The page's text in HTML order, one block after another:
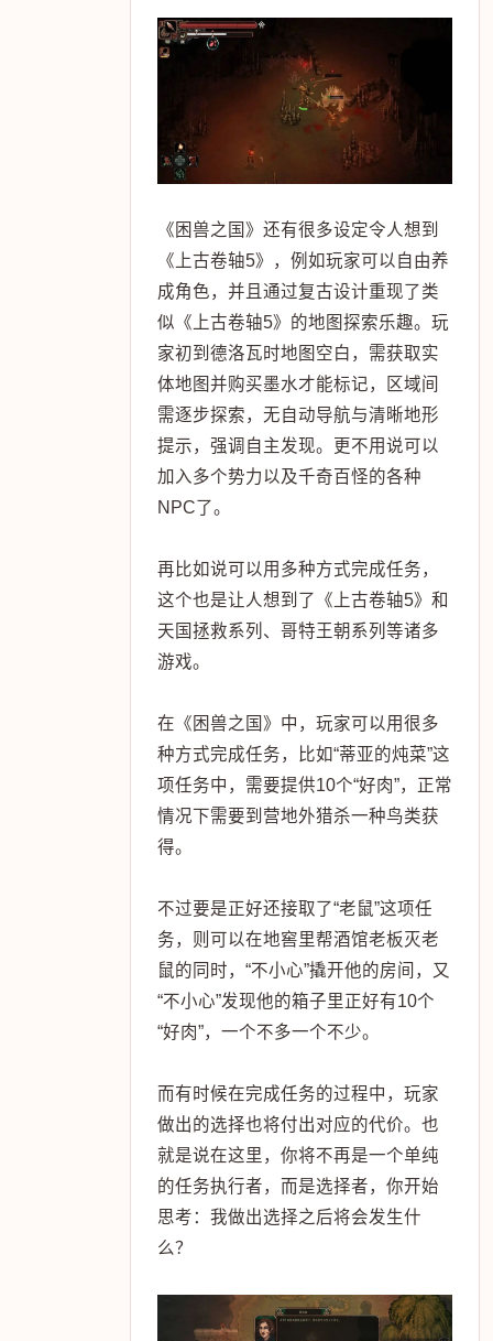
《困兽之国》还有很多设定令人想到
《上古卷轴5》，例如玩家可以自由养
成角色，并且通过复古设计重现了类
似《上古卷轴5》的地图探索乐趣。玩
家初到德洛瓦时地图空白，需获取实
体地图并购买墨水才能标记，区域间
需逐步探索，无自动导航与清晰地形
提示，强调自主发现。更不用说可以
加入多个势力以及千奇百怪的各种
NPC了。
再比如说可以用多种方式完成任务，
这个也是让人想到了《上古卷轴5》和
天国拯救系列、哥特王朝系列等诸多
游戏。
在《困兽之国》中，玩家可以用很多
种方式完成任务，比如“蒂亚的炖菜”这
项任务中，需要提供10个“好肉”，正常
情况下需要到营地外猎杀一种鸟类获
得。
不过要是正好还接取了“老鼠”这项任
务，则可以在地窖里帮酒馆老板灭老
鼠的同时，“不小心”撬开他的房间，又
“不小心”发现他的箱子里正好有10个
“好肉”，一个不多一个不少。
而有时候在完成任务的过程中，玩家
做出的选择也将付出对应的代价。也
就是说在这里，你将不再是一个单纯
的任务执行者，而是选择者，你开始
思考：我做出选择之后将会发生什
么？